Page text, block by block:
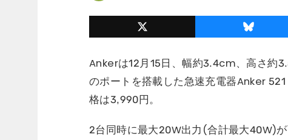
Ankerは12月15日、幅約3.4cm、高さ約
のポートを搭載した急速充電器Anker
格は3,990円。
2台同時に最大20W出力(合計最大40W)